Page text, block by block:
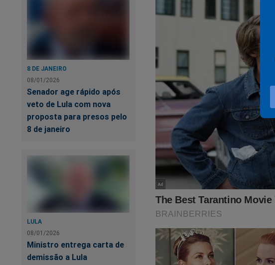
8 DE JANEIRO
08/01/2026
Senador age rápido após
veto de Lula com nova
proposta para presos pelo
8 de janeiro
LULA
08/01/2026
Ministro entrega carta de
demissão a Lula